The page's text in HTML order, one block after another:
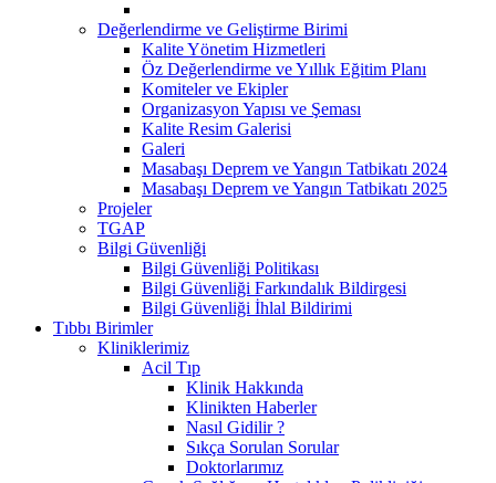
Değerlendirme ve Geliştirme Birimi
Kalite Yönetim Hizmetleri
Öz Değerlendirme ve Yıllık Eğitim Planı
Komiteler ve Ekipler
Organizasyon Yapısı ve Şeması
Kalite Resim Galerisi
Galeri
Masabaşı Deprem ve Yangın Tatbikatı 2024
Masabaşı Deprem ve Yangın Tatbikatı 2025
Projeler
TGAP
Bilgi Güvenliği
Bilgi Güvenliği Politikası
Bilgi Güvenliği Farkındalık Bildirgesi
Bilgi Güvenliği İhlal Bildirimi
Tıbbı Birimler
Kliniklerimiz
Acil Tıp
Klinik Hakkında
Klinikten Haberler
Nasıl Gidilir ?
Sıkça Sorulan Sorular
Doktorlarımız